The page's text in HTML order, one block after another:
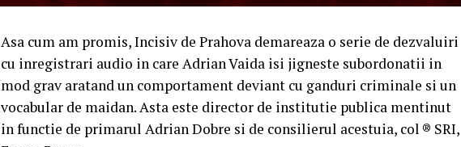
Asa cum am promis, Incisiv de Prahova demareaza o serie de dezvaluiri
cu inregistrari audio in care Adrian Vaida isi jigneste subordonatii in
mod grav aratand un comportament deviant cu ganduri criminale si un
vocabular de maidan. Asta este director de institutie publica mentinut
in functie de primarul Adrian Dobre si de consilierul acestuia, col ® SRI,